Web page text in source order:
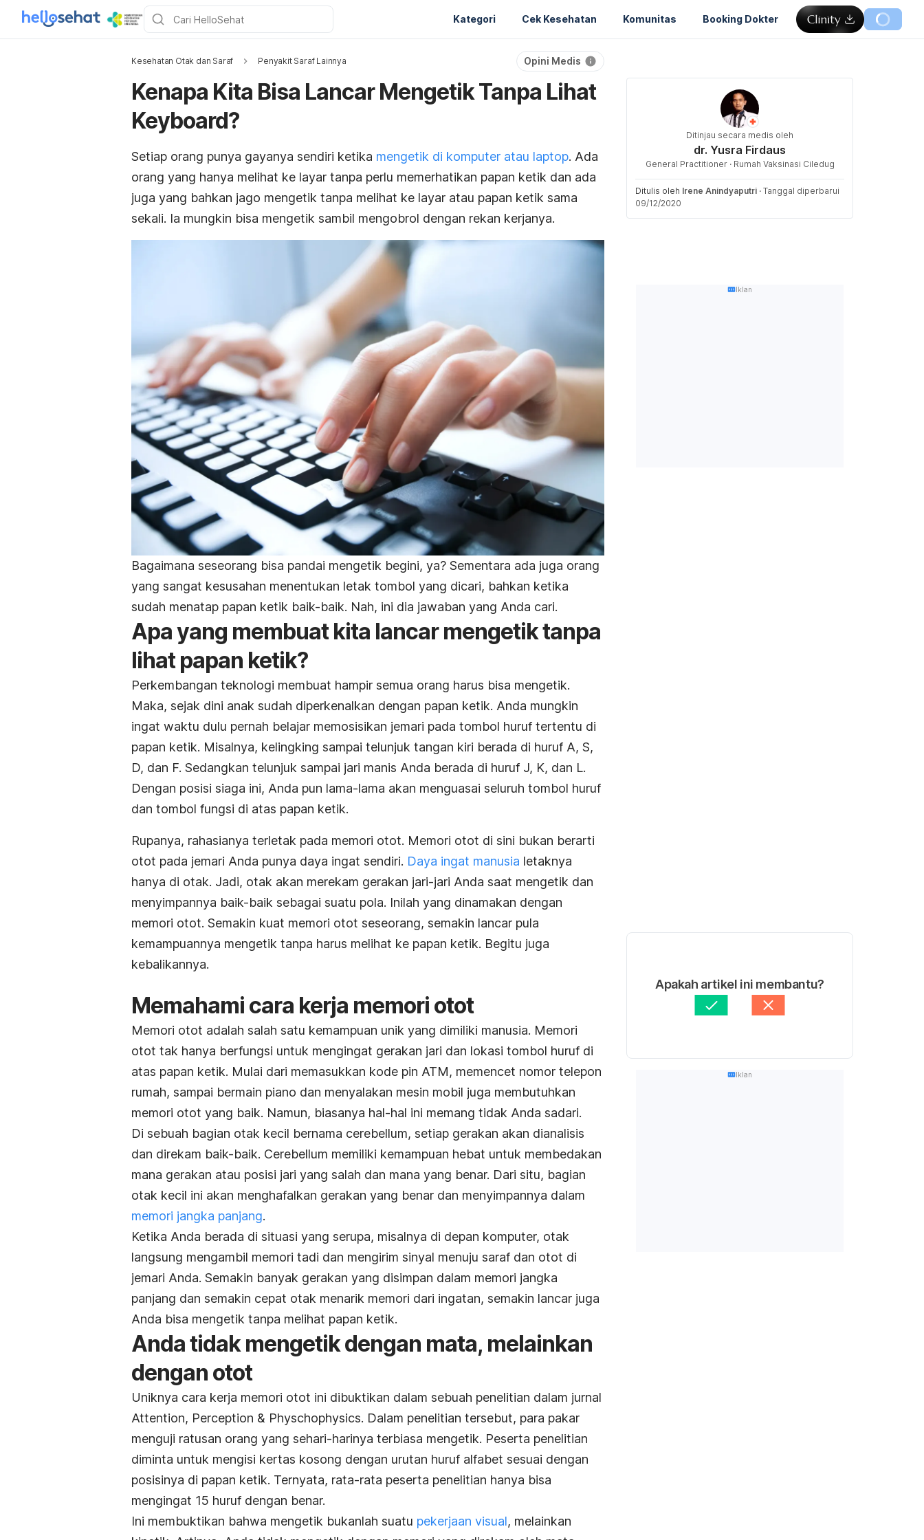
Kategori Cek Kesehatan Komunitas Booking Dokter
Kesehatan Otak dan Saraf Penyakit Saraf Lainnya Opini Medis
Kenapa Kita Bisa Lancar Mengetik Tanpa Lihat
Keyboard?
Setiap orang punya gayanya sendiri ketika mengetik di komputer atau laptop. Ada
orang yang hanya melihat ke layar tanpa perlu memerhatikan papan ketik dan ada
juga yang bahkan jago mengetik tanpa melihat ke layar atau papan ketik sama
sekali. Ia mungkin bisa mengetik sambil mengobrol dengan rekan kerjanya.
Bagaimana seseorang bisa pandai mengetik begini, ya? Sementara ada juga orang
yang sangat kesusahan menentukan letak tombol yang dicari, bahkan ketika
sudah menatap papan ketik baik-baik. Nah, ini dia jawaban yang Anda cari.
Apa yang membuat kita lancar mengetik tanpa
lihat papan ketik?
Perkembangan teknologi membuat hampir semua orang harus bisa mengetik.
Maka, sejak dini anak sudah diperkenalkan dengan papan ketik. Anda mungkin
ingat waktu dulu pernah belajar memosisikan jemari pada tombol huruf tertentu di
papan ketik. Misalnya, kelingking sampai telunjuk tangan kiri berada di huruf A, S,
D, dan F. Sedangkan telunjuk sampai jari manis Anda berada di huruf J, K, dan L.
Dengan posisi siaga ini, Anda pun lama-lama akan menguasai seluruh tombol huruf
dan tombol fungsi di atas papan ketik.
Rupanya, rahasianya terletak pada memori otot. Memori otot di sini bukan berarti
otot pada jemari Anda punya daya ingat sendiri. Daya ingat manusia letaknya
hanya di otak. Jadi, otak akan merekam gerakan jari-jari Anda saat mengetik dan
menyimpannya baik-baik sebagai suatu pola. Inilah yang dinamakan dengan
memori otot. Semakin kuat memori otot seseorang, semakin lancar pula
kemampuannya mengetik tanpa harus melihat ke papan ketik. Begitu juga
kebalikannya.
Memahami cara kerja memori otot
Memori otot adalah salah satu kemampuan unik yang dimiliki manusia. Memori
otot tak hanya berfungsi untuk mengingat gerakan jari dan lokasi tombol huruf di
atas papan ketik. Mulai dari memasukkan kode pin ATM, memencet nomor telepon
rumah, sampai bermain piano dan menyalakan mesin mobil juga membutuhkan
memori otot yang baik. Namun, biasanya hal-hal ini memang tidak Anda sadari.
Di sebuah bagian otak kecil bernama cerebellum, setiap gerakan akan dianalisis
dan direkam baik-baik. Cerebellum memiliki kemampuan hebat untuk membedakan
mana gerakan atau posisi jari yang salah dan mana yang benar. Dari situ, bagian
otak kecil ini akan menghafalkan gerakan yang benar dan menyimpannya dalam
memori jangka panjang.
Ketika Anda berada di situasi yang serupa, misalnya di depan komputer, otak
langsung mengambil memori tadi dan mengirim sinyal menuju saraf dan otot di
jemari Anda. Semakin banyak gerakan yang disimpan dalam memori jangka
panjang dan semakin cepat otak menarik memori dari ingatan, semakin lancar juga
Anda bisa mengetik tanpa melihat papan ketik.
Anda tidak mengetik dengan mata, melainkan
dengan otot
Uniknya cara kerja memori otot ini dibuktikan dalam sebuah penelitian dalam jurnal
Attention, Perception & Physchophysics. Dalam penelitian tersebut, para pakar
menguji ratusan orang yang sehari-harinya terbiasa mengetik. Peserta penelitian
diminta untuk mengisi kertas kosong dengan urutan huruf alfabet sesuai dengan
posisinya di papan ketik. Ternyata, rata-rata peserta penelitian hanya bisa
mengingat 15 huruf dengan benar.
Ini membuktikan bahwa mengetik bukanlah suatu pekerjaan visual, melainkan
Ditinjau secara medis oleh
dr. Yusra Firdaus
General Practitioner · Rumah Vaksinasi Ciledug
Ditulis oleh Irene Anindyaputri · Tanggal diperbarui
09/12/2020
Iklan
Apakah artikel ini membantu?
Iklan